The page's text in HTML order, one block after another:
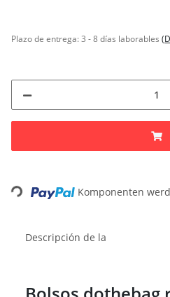
Plazo de entrega:3 - 8 días laborables
Loading... Komponenten
Descripción de la